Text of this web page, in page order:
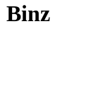
Binz